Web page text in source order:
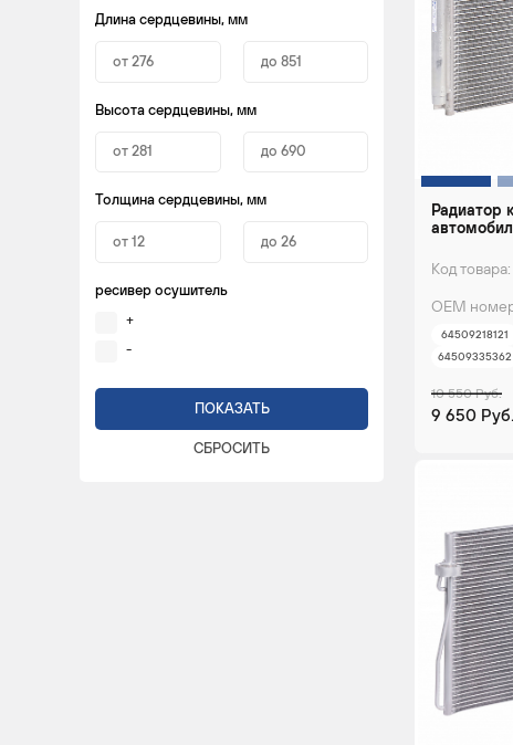
Длина сердцевины, мм
Высота сердцевины, мм
Толщина сердцевины, мм
ресивер осушитель
+
-
Радиатор
Код товара:
ОЕМ
64509218121
64509335362
10 550 Руб.
9 650 Руб.